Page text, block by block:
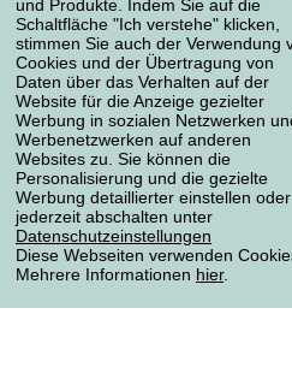
und Produkte. Indem Sie auf die
Schaltfläche "Ich verstehe" klicken,
stimmen Sie auch der Verwendung
Cookies und der Übertragung von
Daten über das Verhalten auf der
Website für die Anzeige gezielter
Werbung in sozialen Netzwerken
Werbenetzwerken auf anderen
Websites zu. Sie können die
Personalisierung und die gezielte
Werbung detaillierter einstellen oder
jederzeit abschalten unter
Datenschutzeinstellungen
Diese Webseiten verwenden
Mehrere Informationen hier.
Transportarten
Zahlungsmethoden
Zuverlässiger Shop